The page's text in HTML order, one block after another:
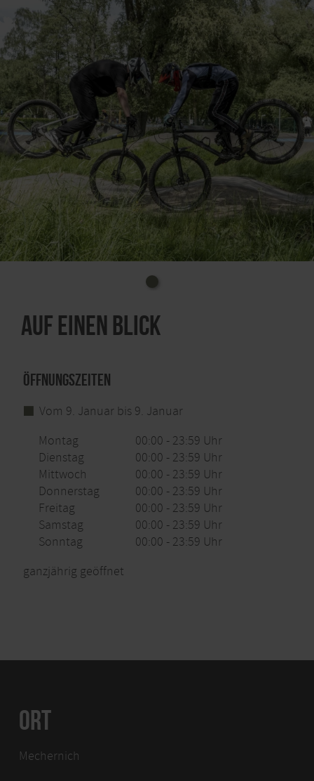
Parkplätze sind ebenfalls vorhanden.
Auf einen Blick
Öffnungszeiten
Vom 9. Januar bis 9. Januar
Montag
00:00 - 23:59 Uhr
Dienstag
00:00 - 23:59 Uhr
Mittwoch
00:00 - 23:59 Uhr
Donnerstag
00:00 - 23:59 Uhr
Freitag
00:00 - 23:59 Uhr
Samstag
00:00 - 23:59 Uhr
Sonntag
00:00 - 23:59 Uhr
ganzjährig geöffnet
ORT
Mechernich